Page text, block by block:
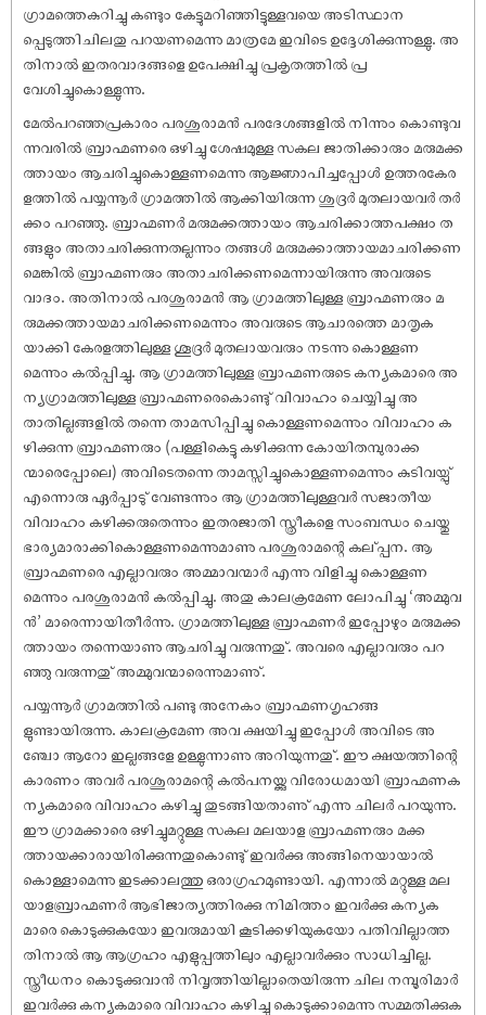
ഗ്രാമത്തെകുറിച്ചു കണ്ടും കേട്ടുമറിഞ്ഞിട്ടുള്ളവയെ അടിസ്ഥാന
പ്പെടുത്തിചിലതു പറയണമെന്നു മാത്രമേ ഇവിടെ ഉദ്ദേശിക്കുന്നുള്ളു. അ
തിനാൽ ഇതരവാദങ്ങളെ ഉപേക്ഷിച്ചു പ്രകൃതത്തിൽ പ്ര
വേശിച്ചുകൊള്ളുന്നു.
മേൽപറഞ്ഞപ്രകാരം പരശുരാമൻ പരദേശങ്ങളിൽ നിന്നും കൊണ്ടുവ
ന്നവരിൽ ബ്രാഹ്മണരെ ഒഴിച്ചു ശേ‌ഷമുള്ള സകല ജാതിക്കാരും മരുമക്ക
ത്തായം ആചരിച്ചുകൊള്ളണമെന്നു ആജ്ഞാപിച്ചപ്പോൾ ഉത്തരകേര
ളത്തിൽ പയ്യന്നൂർ ഗ്രാമത്തിൽ ആക്കിയിരുന്ന ശുദ്രർ മുതലായവർ തർ
ക്കം പറഞ്ഞു. ബ്രാഹ്മണർ മരുമക്കത്തായം ആചരിക്കാത്തപക്ഷം ത
ങ്ങളും അതാചരിക്കുന്നതല്ലന്നും തങ്ങൾ മരുമക്കാത്തായമാചരിക്കണ
മെങ്കിൽ ബ്രാഹ്മണരും അതാചരിക്കണമെന്നായിരുന്നു അവരുടെ
വാദം. അതിനാൽ പരശുരാമൻ ആ ഗ്രാമത്തിലുള്ള ബ്രാഹ്മണരും മ
രുമക്കത്തായമാചരിക്കണമെന്നും അവരുടെ ആചാരത്തെ മാതൃക
യാക്കി കേരളത്തിലുള്ള ശൂദ്രർ മുതലായവരും നടന്നു കൊള്ളണ
മെന്നും കൽപ്പിച്ചു. ആ ഗ്രാമത്തിലുള്ള ബ്രാഹ്മണരുടെ കന്യകമാരെ അ
ന്യഗ്രാമത്തിലുള്ള ബ്രാഹ്മണരെകൊണ്ടു് വിവാഹം ചെയ്യിച്ചു അ
താതില്ലങ്ങളിൽ തന്നെ താമസിപ്പിച്ചു കൊള്ളണമെന്നും വിവാഹം ക
ഴിക്കുന്ന ബ്രാഹ്മണരും (പള്ളികെട്ടു കഴിക്കുന്ന കോയിതമ്പുരാക്ക
ന്മാരെപ്പോലെ) അവിടെതന്നെ താമസ്സിച്ചുകൊള്ളണമെന്നും കുടിവയ്പു്
എന്നൊരു ഏർപ്പാടു് വേണ്ടന്നും ആ ഗ്രാമത്തിലുള്ളവർ സജാതീയ
വിവാഹം കഴിക്കരുതെന്നും ഇതരജാതി സ്ത്രീകളെ സംബന്ധം ചെയ്തു
ഭാര്യമാരാക്കികൊള്ളണമെന്നുമാണു പരശുരാമന്റെ കല്പ്പന. ആ
ബ്രാഹ്മണരെ എല്ലാവരും അമ്മാവന്മാർ എന്നു വിളിച്ചു കൊള്ളണ
മെന്നും പരശുരാമൻ കൽപ്പിച്ചു. അതു കാലക്രമേണ ലോപിച്ചു ‘അമ്മുവ
ൻ’ മാരെന്നായിതീർന്നു. ഗ്രാമത്തിലുള്ള ബ്രാഹ്മണർ ഇപ്പോഴും മരുമക്ക
ത്തായം തന്നെയാണു ആചരിച്ചു വരുന്നതു്. അവരെ എല്ലാവരും പറ
ഞ്ഞു വരുന്നതു് അമ്മുവന്മാരെന്നുമാണു്.
പയ്യന്നൂർ ഗ്രാമത്തിൽ പണ്ടു അനേകം ബ്രാഹ്മണഗൃഹങ്ങ
ളുണ്ടായിരുന്നു. കാലക്രമേണ അവ ക്ഷയിച്ചു ഇപ്പോൾ അവിടെ അ
ഞ്ചോ ആറോ ഇല്ലങ്ങളേ ഉള്ളുന്നാണു അറിയുന്നതു്. ഈ ക്ഷയത്തിന്റെ
കാരണം അവർ പരശുരാമന്റെ കൽപനയ്ക്കു വിരോധമായി ബ്രാഹ്മണക
ന്യകമാരെ വിവാഹം കഴിച്ചു തുടങ്ങിയതാണു് എന്നു ചിലർ പറയുന്നു.
ഈ ഗ്രാമക്കാരെ ഒഴിച്ചുമറ്റുള്ള സകല മലയാള ബ്രാഹ്മണരും മക്ക
ത്തായക്കാരായിരിക്കുന്നതുകൊണ്ടു് ഇവർക്കു അങ്ങിനെയായാൽ
കൊള്ളാമെന്നു ഇടക്കാലത്തു ഒരാഗ്രഹമുണ്ടായി. എന്നാൽ മറ്റുള്ള മല
യാളബ്രാഹ്മണർ ആഭിജാത്യത്തിരക്കു നിമിത്തം ഇവർക്കു കന്യക
മാരെ കൊടുക്കുകയോ ഇവരുമായി കൂടിക്കഴിയുകയോ പതിവില്ലാത്ത
തിനാൽ ആ ആഗ്രഹം എളുപ്പത്തിലും എല്ലാവർക്കും സാധിച്ചില്ല.
സ്ത്രീധനം കൊടുക്കുവാൻ നിവൃത്തിയില്ലാതെയിരുന്ന ചില നമ്പൂരിമാർ
ഇവർക്കു കന്യകമാരെ വിവാഹം കഴിച്ചു കൊടുക്കാമെന്നു സമ്മതിക്കുക